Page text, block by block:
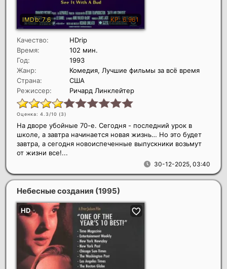
Качество:
HDrip
Время:
102 мин.
Год:
1993
Жанр:
Комедия, Лучшие фильмы за всё время
Страна:
США
Режиссер:
Ричард Линклейтер
Оценка: 4.3/10 (3)
30-12-2025, 03:40
На дворе убойные 70-е. Сегодня - последний урок в
школе, а завтра начинается новая жизнь… Но это будет
завтра, а сегодня новоиспеченные выпускники возьмут
от жизни все!...
Небесные создания (1995)